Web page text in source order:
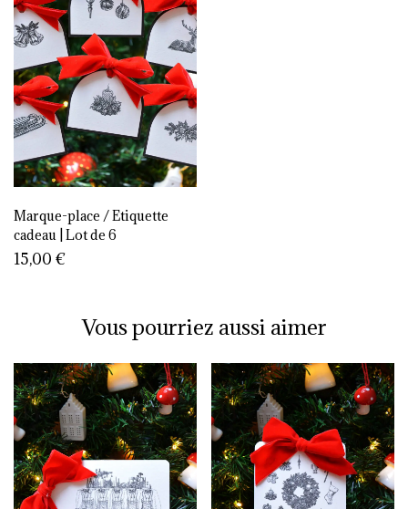
Marque-place / Etiquette
cadeau | Lot de 6
15,00 €
Vous pourriez aussi aimer